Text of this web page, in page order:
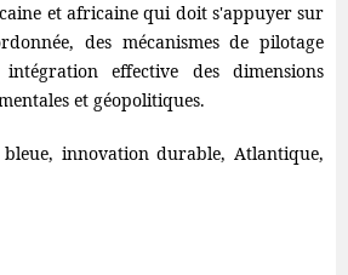
et africaine qui doit s'appuyer sur
des mécanismes de pilotage
effective des dimensions
et géopolitiques.
bleue, innovation durable, Atlantique,